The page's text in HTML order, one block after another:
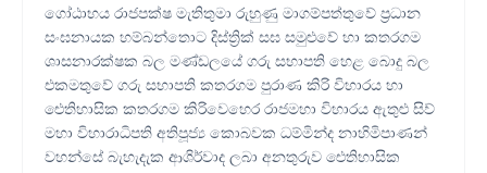
ගෝඨාභය රාජපක්ෂ මැතිතුමා රුහුණු මාගම්පත්තුවේ ප්‍රධාන
සංඝනායක හම්බන්තොට දිස්ත්‍රික් සඝ සමුළුවේ හා කතරගම
ශාසනාරක්ෂක බල මණ්ඩලයේ ගරු සභාපති හෙළ බොදු බල
එකමතුවේ ගරු සභාපති කතරගම පුරාණ කිරි විහාරය හා
ඓතිහාසික කතරගම කිරිවෙහෙර රාජමහා විහාරය ඇතුළු සිව්
මහා විහාරාධිපති අතිපූජ්‍ය කොබවක ධම්මින්ද නාහිමිපාණන්
වහන්සේ බැහැදැක ආශිර්වාද ලබා අනතුරුව ඓතිහාසික